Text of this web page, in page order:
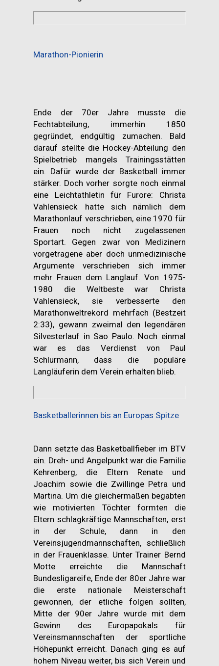
Marathon-Pionierin
Ende der 70er Jahre musste die
Fechtabteilung, immerhin 1850
gegründet, endgültig zumachen. Bald
darauf stellte die Hockey-Abteilung den
Spielbetrieb mangels Trainingsstätten
ein. Dafür wurde der Basketball immer
stärker. Doch vorher sorgte noch einmal
eine Leichtathletin für Furore: Christa
Vahlensieck hatte sich nämlich dem
Marathonlauf verschrieben, eine 1970 für
Frauen noch nicht zugelassenen
Sportart. Gegen zwar von Medizinern
vorgetragene aber doch unmedizinische
Argumente verschrieben sich immer
mehr Frauen dem Langlauf. Von 1975-
1980 die Weltbeste war Christa
Vahlensieck, sie verbesserte den
Marathonweltrekord mehrfach (Bestzeit
2:33), gewann zweimal den legendären
Silvesterlauf in Sao Paulo. Noch einmal
war es das Verdienst von Paul
Schlurmann, dass die populäre
Langläuferin dem Verein erhalten blieb.
Basketballerinnen bis an Europas Spitze
Dann setzte das Basketballfieber im BTV
ein. Dreh- und Angelpunkt war die Familie
Kehrenberg, die Eltern Renate und
Joachim sowie die Zwillinge Petra und
Martina. Um die gleichermaßen begabten
wie motivierten Töchter formten die
Eltern schlagkräftige Mannschaften, erst
in der Schule, dann in den
Vereinsjugendmannschaften, schließlich
in der Frauenklasse. Unter Trainer Bernd
Motte erreichte die Mannschaft
Bundesligareife, Ende der 80er Jahre war
die erste nationale Meisterschaft
gewonnen, der etliche folgen sollten,
Mitte der 90er Jahre wurde mit dem
Gewinn des Europapokals für
Vereinsmannschaften der sportliche
Höhepunkt erreicht. Danach ging es auf
hohem Niveau weiter, bis sich Verein und